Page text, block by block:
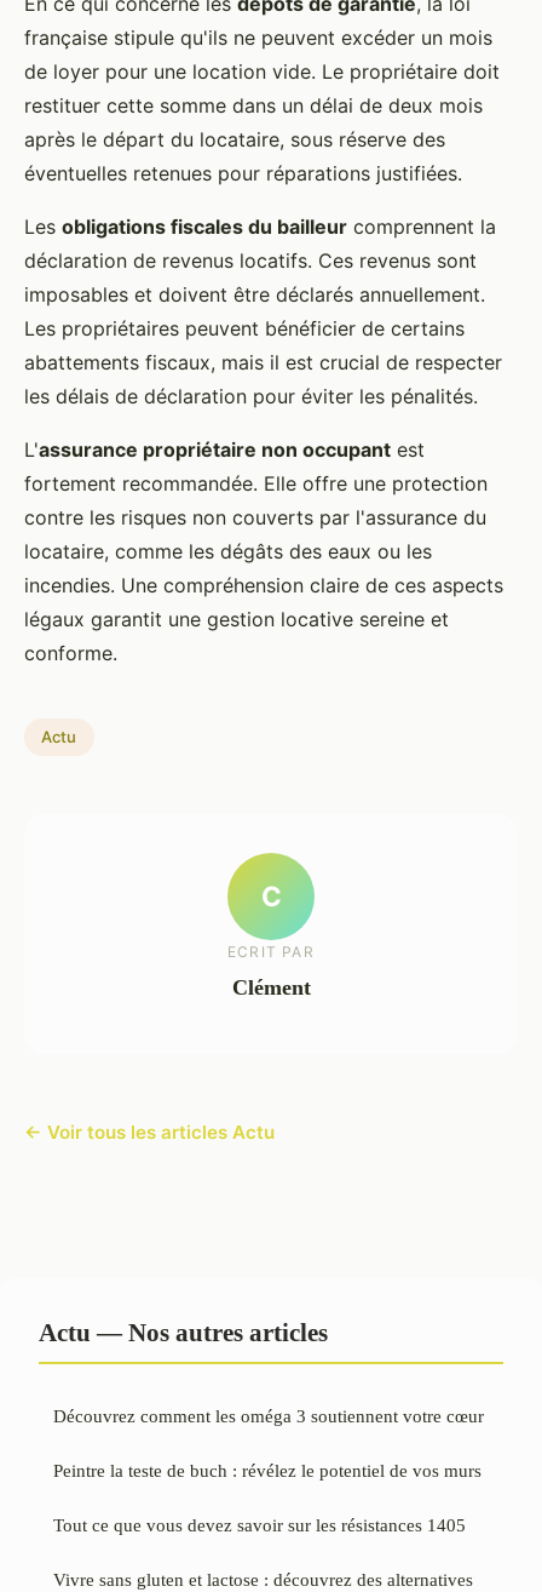
française stipule qu'ils ne peuvent excéder un mois
de loyer pour une location vide. Le propriétaire doit
restituer cette somme dans un délai de deux mois
après le départ du locataire, sous réserve des
éventuelles retenues pour réparations justifiées.
Les obligations fiscales du bailleur comprennent la
déclaration de revenus locatifs. Ces revenus sont
imposables et doivent être déclarés annuellement.
Les propriétaires peuvent bénéficier de certains
abattements fiscaux, mais il est crucial de respecter
les délais de déclaration pour éviter les pénalités.
L'assurance propriétaire non occupant est
fortement recommandée. Elle offre une protection
contre les risques non couverts par l'assurance du
locataire, comme les dégâts des eaux ou les
incendies. Une compréhension claire de ces aspects
légaux garantit une gestion locative sereine et
conforme.
Actu
C
ECRIT PAR
Clément
← Voir tous les articles Actu
Actu — Nos autres articles
Découvrez comment les oméga 3 soutiennent votre cœur
Peintre la teste de buch : révélez le potentiel de vos murs
Tout ce que vous devez savoir sur les résistances 1405
Vivre sans gluten et lactose : découvrez des alternatives